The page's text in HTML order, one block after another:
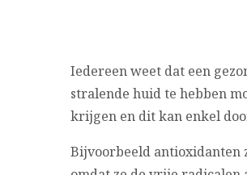
Iedereen weet dat een
stralende huid te hebben
krijgen en dit kan enkel
Bijvoorbeeld antioxidanten